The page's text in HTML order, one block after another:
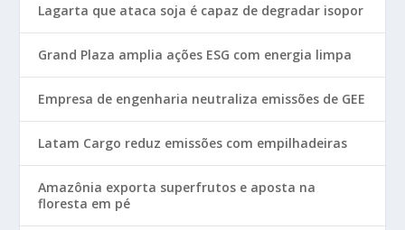
Lagarta que ataca soja é capaz de degradar isopor
Grand Plaza amplia ações ESG com energia limpa
Empresa de engenharia neutraliza emissões de GEE
Latam Cargo reduz emissões com empilhadeiras
Amazônia exporta superfrutos e aposta na
floresta em pé